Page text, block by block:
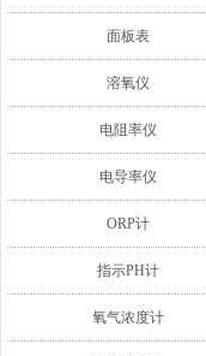
面板表
溶氧仪
电阻率仪
电导率仪
ORP计
指示PH计
氧气浓度计